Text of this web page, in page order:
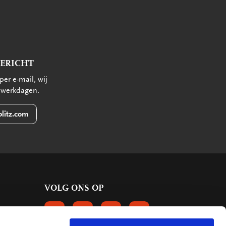
e-mail, wij
VOLG ONS OP
VOLGS ONS OP FACEBOOK
VOLG ONS OP INSTAGRAM
VOLG ONS OP LINKEDIN
VOLG ONS OP